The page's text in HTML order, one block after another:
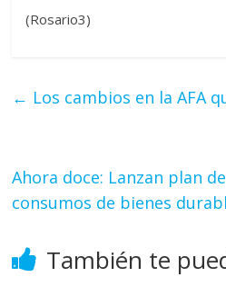
(Rosario3)
← Los cambios en la AFA
Ahora doce: Lanzan plan
consumos de bienes
También te